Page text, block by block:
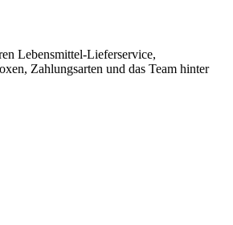
Lebensmittel-Lieferservice,
Zahlungsarten und das Team hinter